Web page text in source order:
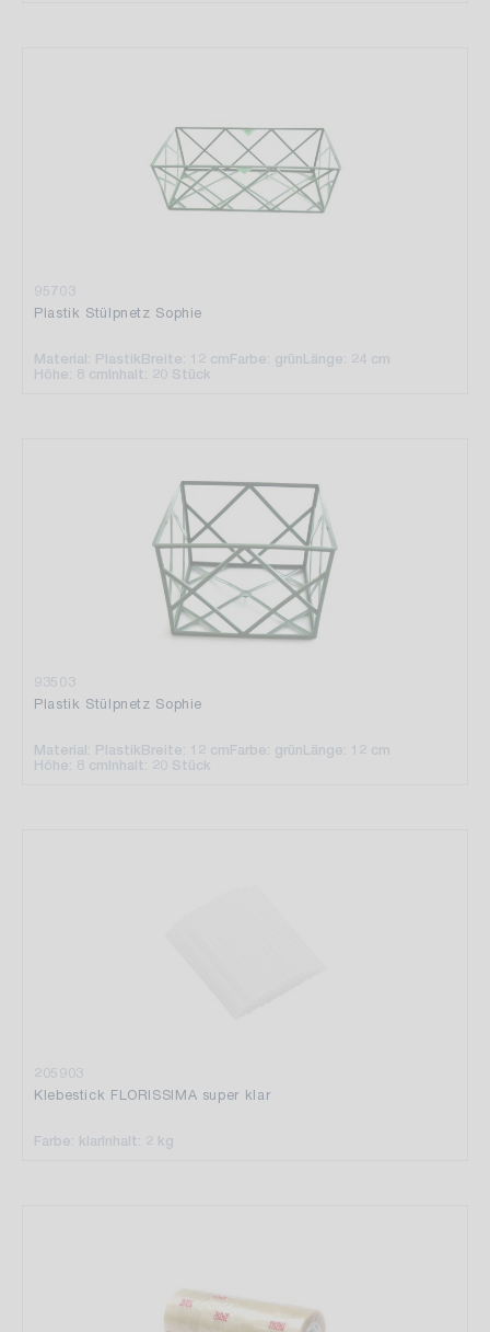
95703
Plastik Stülpnetz Sophie
Material: PlastikBreite: 12 cmFarbe: grünLänge: 24 cm
Höhe: 8 cmInhalt: 20 Stück
93503
Plastik Stülpnetz Sophie
Material: PlastikBreite: 12 cmFarbe: grünLänge: 12 cm
Höhe: 8 cmInhalt: 20 Stück
205903
Klebestick FLORISSIMA super klar
Farbe: klarInhalt: 2 kg